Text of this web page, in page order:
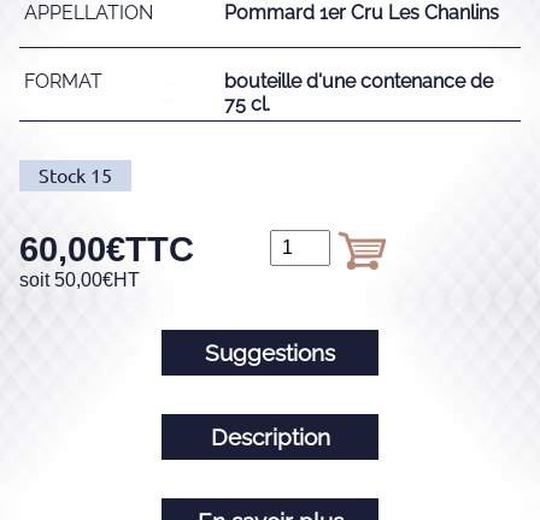
APPELLATION Pommard 1er Cru Les Chanlins
FORMAT
bouteille d'une contenance de
75 cl.
Stock 15
60,00€TTC
soit 50,00€HT
Suggestions
Description